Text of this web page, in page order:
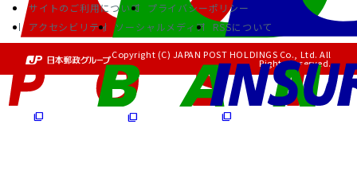
サイトのご利用について
プライバシーポリシー
アクセシビリティ
ソーシャルメディア RSSについて
Copyright (C) JAPAN POST HOLDINGS Co., Ltd. All
Rights Reserved.